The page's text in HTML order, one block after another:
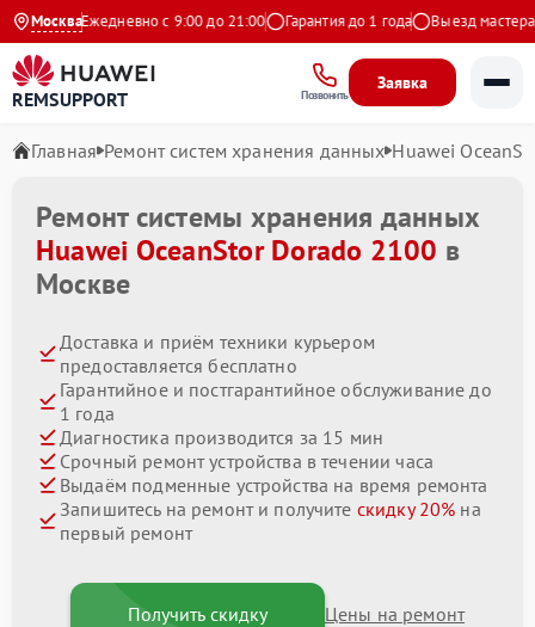
Москва
Ежедневно с 9:00 до 21:00 Гарантия до 1 года Выезд мастера
REMSUPPORT Позвонить
Заявка
Главная Ремонт систем хранения данных Huawei
Ремонт системы хранения данных
Huawei OceanStor Dorado 2100 в
Москве
Доставка и приём техники курьером
предоставляется бесплатно
Гарантийное и постгарантийное обслуживание до
1 года
Диагностика производится за 15 мин
Срочный ремонт устройства в течении часа
Выдаём подменные устройства на время ремонта
Запишитесь на ремонт и получите скидку 20% на
первый ремонт
Получить скидку Цены на ремонт